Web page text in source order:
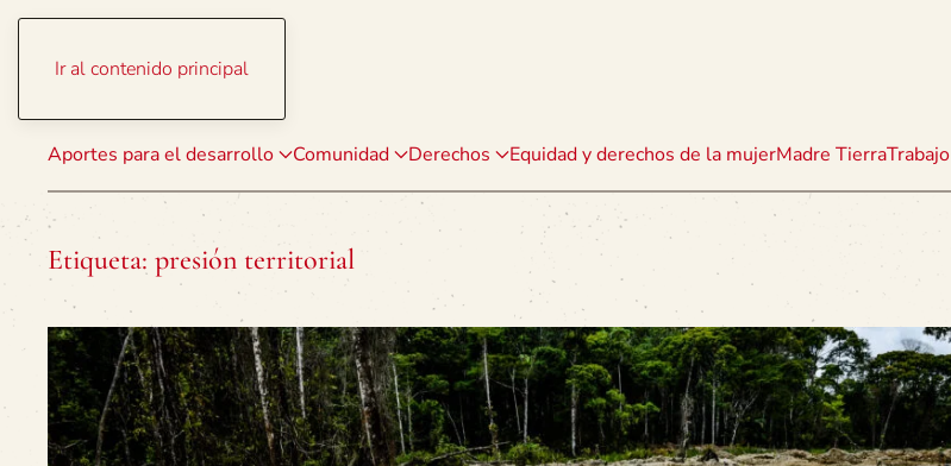
Ir al contenido principal
Aportes para el desarrollo Comunidad Derechos Equidad y derechos de la mujerMadre TierraTrabajo
Etiqueta: presión territorial